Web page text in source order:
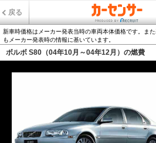
戻る
新車時価格はメーカー発表当時の車両本体価格です。ま
もメーカー発表時の情報に基いています。
ボルボ S80（04年10月～04年12月）の燃費